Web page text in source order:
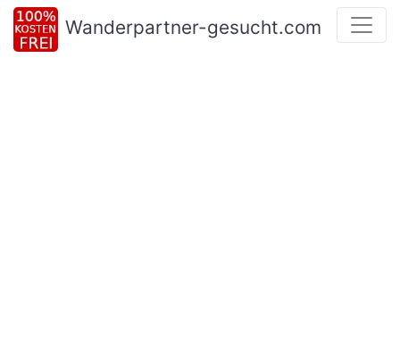
Wanderpartner-gesucht.com